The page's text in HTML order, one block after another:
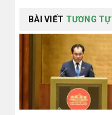
BÀI VIẾT TƯƠNG TỰ